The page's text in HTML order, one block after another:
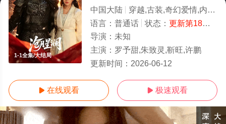
1-1全集/大结局
中国大陆
穿越,古装,奇幻爱情,内地剧,内地
语言： 普通话 状态： 更新第18集
导演： 未知
主演： 罗予甜,朱致灵,靳旺,许鹏
更新时间： 2026-06-12
 在线观看  极速观看